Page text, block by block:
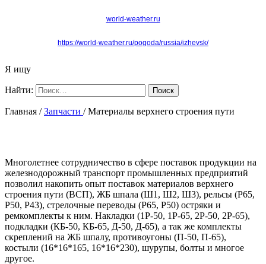
world-weather.ru
https://world-weather.ru/pogoda/russia/izhevsk/
Я ищу
Найти:
Главная / Запчасти / Материалы верхнего строения пути
Многолетнее сотрудничество в сфере поставок продукции на
железнодорожный транспорт промышленных предприятий
позволил накопить опыт поставок материалов верхнего
строения пути (ВСП), ЖБ шпала (Ш1, Ш2, Ш3), рельсы (Р65,
Р50, Р43), стрелочные переводы (Р65, Р50) остряки и
ремкомплекты к ним. Накладки (1Р-50, 1Р-65, 2Р-50, 2Р-65),
подкладки (КБ-50, КБ-65, Д-50, Д-65), а так же комплекты
скреплений на ЖБ шпалу, противоугоны (П-50, П-65),
костыли (16*16*165, 16*16*230), шурупы, болты и многое
другое.